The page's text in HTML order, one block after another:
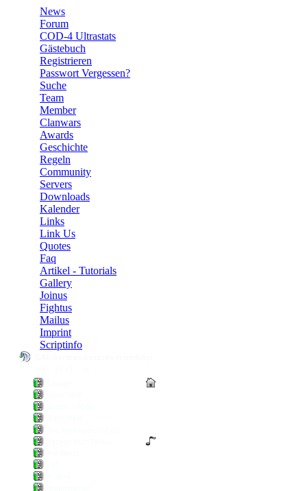
News
Forum
COD-4 Ultrastats
Gästebuch
Registrieren
Passwort Vergessen?
Suche
Team
Member
Clanwars
Awards
Geschichte
Regeln
Community
Servers
Downloads
Kalender
Links
Link Us
Quotes
Faq
Artikel - Tutorials
Gallery
Joinus
Fightus
Mailus
Imprint
Scriptinfo